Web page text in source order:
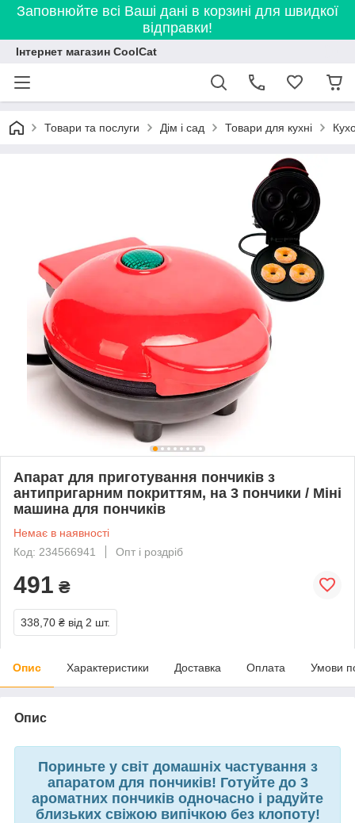
Заповнюйте всі Ваші дані в корзині для швидкої
відправки!
Інтернет магазин CoolCat
Товари та послуги Дім і сад Товари для кухні
Апарат для приготування пончиків з
антипригарним покриттям, на 3 пончики / Міні
машина для пончиків
Немає в наявності
Код: 234566941
Опт і роздріб
491 ₴
338,70 ₴ від 2 шт.
Опис Характеристики Доставка Оплата Умови
Опис
Пориньте у світ домашніх частування з
апаратом для пончиків! Готуйте до 3
ароматних пончиків одночасно і радуйте
близьких свіжою випічкою без клопоту!